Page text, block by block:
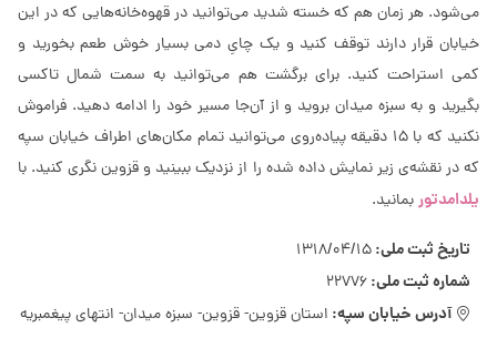
می‌شود. هر زمان هم که خسته شدید می‌توانید در قهوه‌خانه‌هایی که در این
خیابان قرار دارند توقف کنید و یک چایِ دمی بسیار خوش طعم بخورید و
کمی استراحت کنید. برای برگشت هم می‌توانید به سمت شمال تاکسی
بگیرید و به سبزه میدان بروید و از آن‌جا مسیر خود را ادامه دهید. فراموش
نکنید که با 15 دقیقه پیاده‌روی می‌توانید تمام مکان‌های اطراف خیابان سپه
که در نقشه‌ی زیر نمایش داده شده را از نزدیک ببینید و قزوین نگری کنید. با
یلدامدتوربمانید.
تاریخ ثبت ملی:1318/04/15
شماره ثبت ملی:22776
آدرس خیابان سپه: استان قزوین- قزوین- سبزه میدان- انتهای پیغمبریه